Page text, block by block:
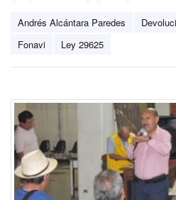
Andrés Alcántara Paredes
Fonavi
Ley 29625